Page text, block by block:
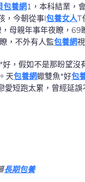
包養網1，本科結業，
，今朝從事I包養女人T
母親年事年夜瞭，69
，不外有人監包養網
，假如不是那盼望沒
天包養網蠍雙魚*好包
愛短跑太累，曾經延誤
長期包養